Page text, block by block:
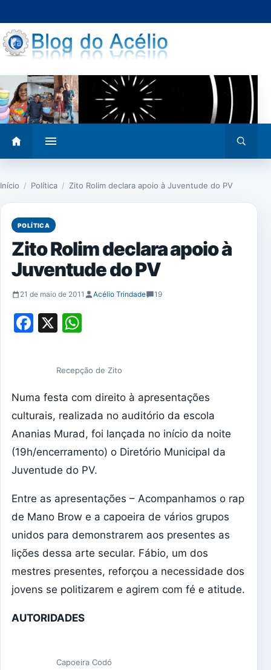
para
o
conteúdo
menu
busca
Início / Política / Zito Rolim declara apoio à Juventude do PV
POLÍTICA
Zito Rolim declara apoio à
Juventude do PV
21 de maio de 2011 Acélio Trindade 19
Facebook
X
Recepção de Zito
Numa festa com direito à apresentações
culturais, realizada no auditório da escola
Ananias Murad, foi lançada no início da noite
(19h/encerramento) o Diretório Municipal da
Juventude do PV.
Entre as apresentações – Acompanhamos o rap
de Mano Brow e a capoeira de vários grupos
unidos para demonstrarem aos presentes as
lições dessa arte secular. Fábio, um dos
mestres presentes, reforçou a necessidade dos
jovens se politizarem e agirem com fé e atitude.
AUTORIDADES
Capoeira Codó